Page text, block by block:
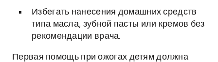
Избегать нанесения домашних средств
типа масла, зубной пасты или кремов без
рекомендации врача.
Первая помощь при ожогах детям должна